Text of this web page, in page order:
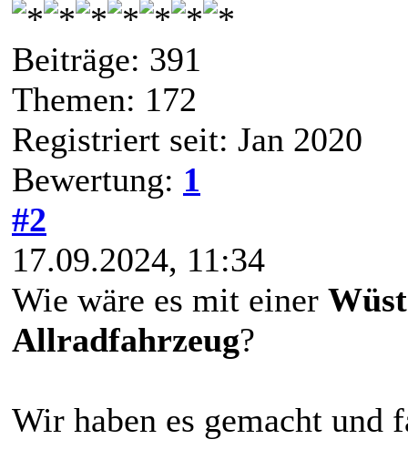
Beiträge: 391
Themen: 172
Registriert seit: Jan 2020
Bewertung: 1
#2
17.09.2024, 11:34
Wie wäre es mit einer
Allradfahrzeug?
Wir haben es gemacht und